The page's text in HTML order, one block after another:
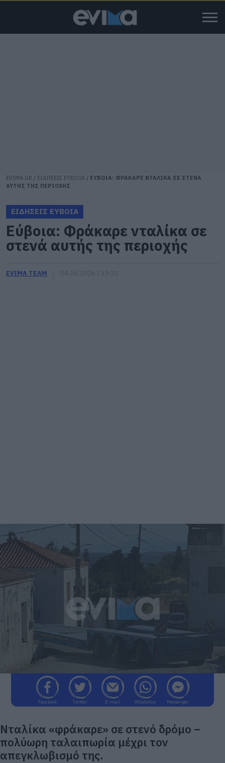
EVIMA.GR / ΕΙΔΗΣΕΙΣ ΕΥΒΟΙΑ / ΕΥΒΟΙΑ: ΦΡΑΚΑΡΕ ΝΤΑΛΙΚΑ ΣΕ ΣΤΕΝΑ
ΑΥΤΗΣ ΤΗΣ ΠΕΡΙΟΧΗΣ
ΕΙΔΗΣΕΙΣ ΕΥΒΟΙΑ
Εύβοια: Φράκαρε νταλίκα σε
στενά αυτής της περιοχής
EVIMA TEAM
Facebook Twitter E-mail WhatsApp Messenger
Νταλίκα «φράκαρε» σε στενό δρόμο –
πολύωρη ταλαιπωρία μέχρι τον
απεγκλωβισμό της.